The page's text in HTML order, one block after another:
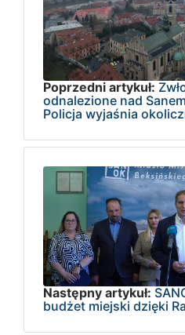
Poprzedni artykuł:
odnalezione nad
Policja wyjaśnia
Następny artykuł:
budżet miejski dzięki